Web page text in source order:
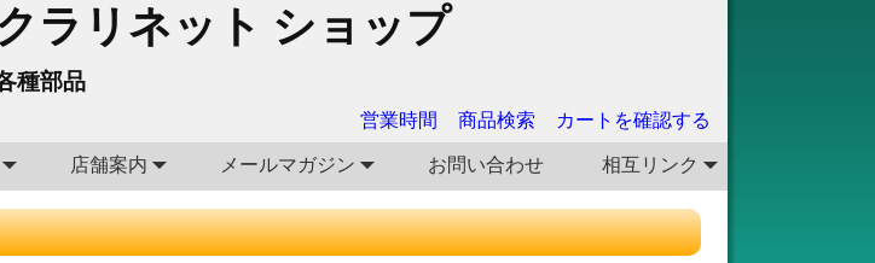
ラリネット ショップ
種部品
営業時間 商品検索
カートを確認する
店舗案内 メールマガジン お問い合わせ 相互リンク